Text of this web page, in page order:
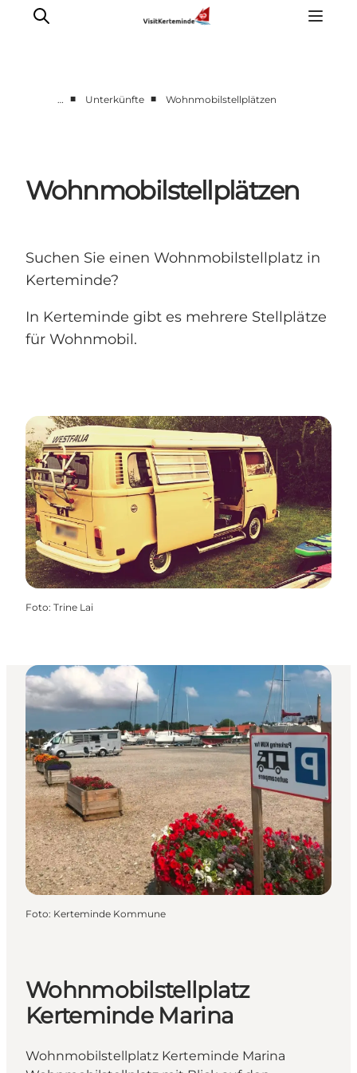
Essen und trinken
Unterkünfte
Veranstaltungen
… ■ Unterkünfte ■ Wohnmobilstellplätzen
Wohnmobilstellplätzen
Suchen Sie einen Wohnmobilstellplatz in
Kerteminde?
In Kerteminde gibt es mehrere Stellplätze
für Wohnmobil.
Foto: Trine Lai
Foto: Kerteminde Kommune
Wohnmobilstellplatz
Kerteminde Marina
Wohnmobilstellplatz Kerteminde Marina